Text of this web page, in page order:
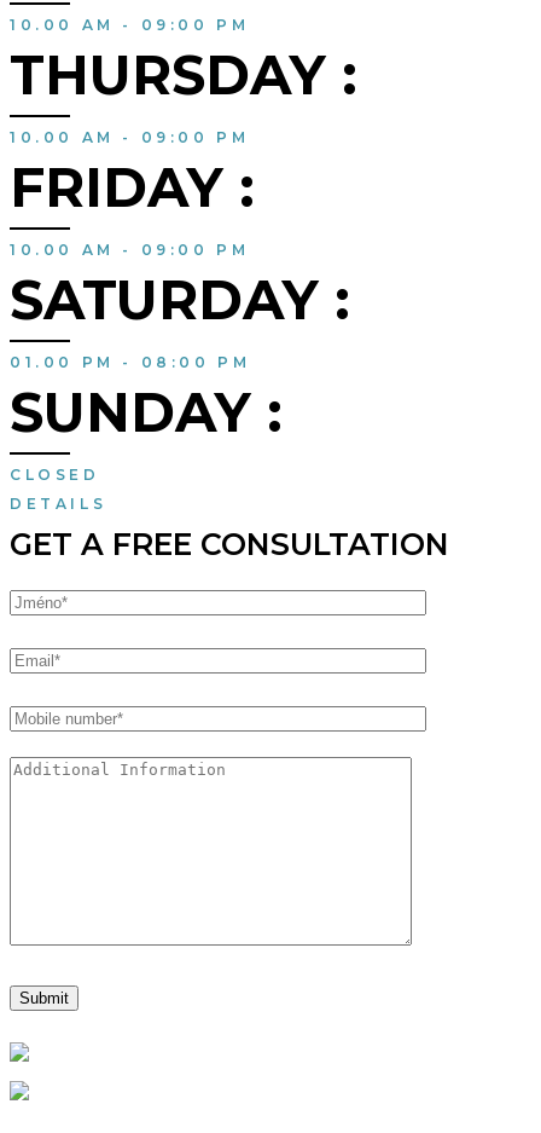
10.00 AM - 09:00 PM
THURSDAY :
10.00 AM - 09:00 PM
FRIDAY :
10.00 AM - 09:00 PM
SATURDAY :
01.00 PM - 08:00 PM
SUNDAY :
CLOSED
DETAILS
GET A FREE CONSULTATION